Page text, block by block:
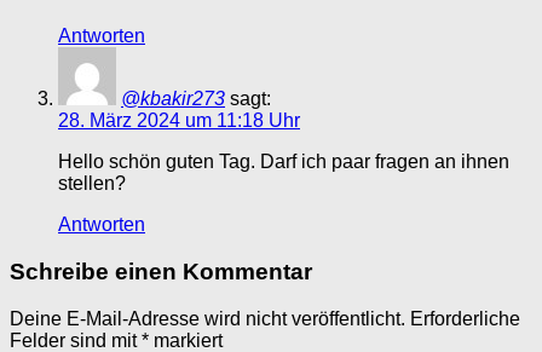
Antworten
@kbakir273 sagt:
28. März 2024 um 11:18 Uhr
Hello schön guten Tag. Darf ich paar fragen an ihnen
stellen?
Antworten
Schreibe einen Kommentar
Deine E-Mail-Adresse wird nicht veröffentlicht. Erforderliche
Felder sind mit* markiert